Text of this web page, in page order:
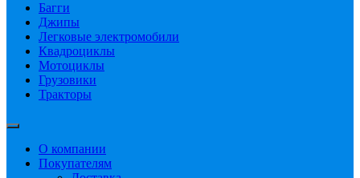
Багги
Джипы
Легковые электромобили
Квадроциклы
Мотоциклы
Грузовики
Тракторы
О компании
Покупателям